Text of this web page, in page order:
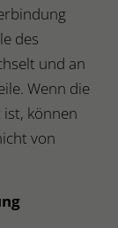
des
und an
Wenn die
ist, können
von